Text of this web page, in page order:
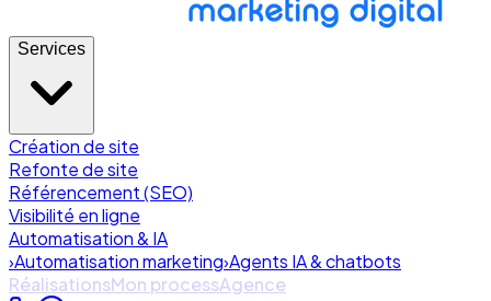
Services
Création de site
Refonte de site
Référencement (SEO)
Visibilité en ligne
Automatisation & IA
›Automatisation marketing›Agents IA & chatbots
RéalisationsMon processAgence